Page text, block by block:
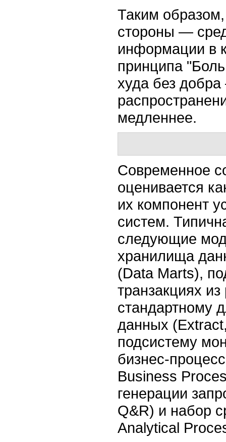
Таким
стороны —
информации в
принципа
худа без
медленнее.
Современное
оценивается
их компонент
систем.
следующие
хранилища
(Data Marts),
транзакциях
стандартному
данных
подсистему
бизнес-
Business
генерации
Q&R) и набор
Analytical